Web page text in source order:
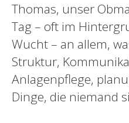
Thomas, unser
Tag – oft im
Wucht – an allem,
Struktur,
Anlagenpflege,
Dinge, die niemand